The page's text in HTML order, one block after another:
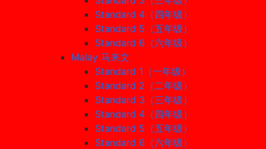
Standard 4（四年级）
Standard 5（五年级）
Standard 6（六年级）
Malay 马来文
Standard 1（一年级）
Standard 2（二年级）
Standard 3（三年级）
Standard 4（四年级）
Standard 5（五年级）
Standard 6（六年级）